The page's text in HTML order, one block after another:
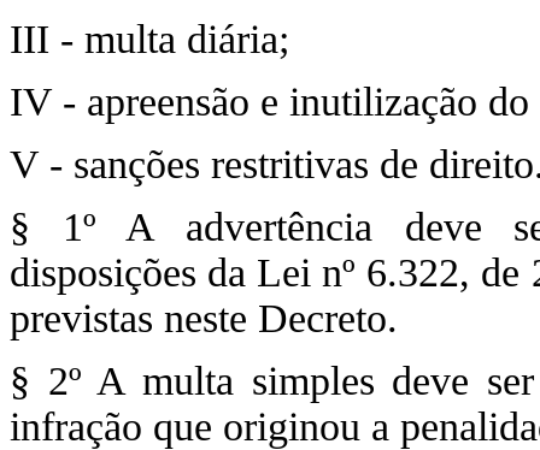
III - multa diária;
IV - apreensão e inutilização
V - sanções restritivas de
§ 1º A advertência deve
disposições da Lei nº 6.322, de
previstas neste Decreto.
§ 2º A multa simples deve
infração que originou a